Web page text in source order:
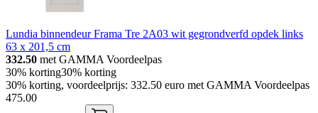
Lundia binnendeur Frama Tre 2A03 wit gegrondverfd opdek links
63 x 201,5 cm
332.50 met GAMMA Voordeelpas
30% korting30% korting
30% korting, voordeelprijs: 332.50 euro met GAMMA Voordeelpas
475.00